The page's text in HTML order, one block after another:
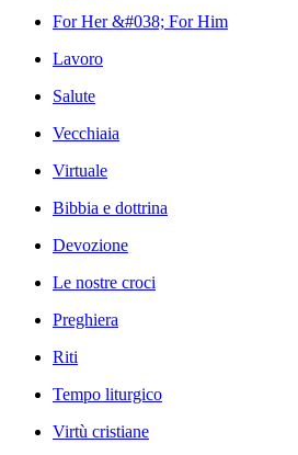
For Her &#038; For Him
Lavoro
Salute
Vecchiaia
Virtuale
Bibbia e dottrina
Devozione
Le nostre croci
Preghiera
Riti
Tempo liturgico
Virtù cristiane